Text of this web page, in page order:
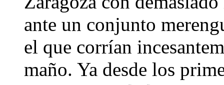
ante un conjunto
el que corrían
maño. Ya desde los